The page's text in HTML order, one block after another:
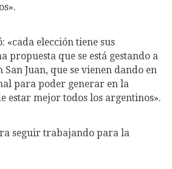
elección tiene sus
que se está gestando a
Juan, que se vienen dando en
para poder generar en la
estar mejor todos los argentinos».
seguir trabajando para la